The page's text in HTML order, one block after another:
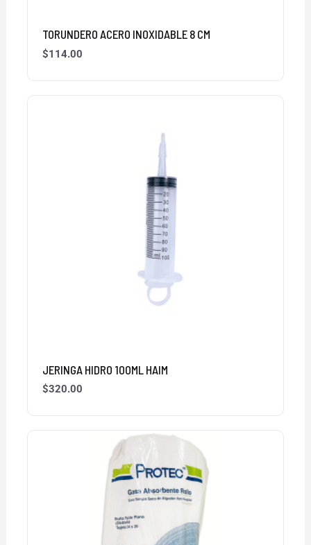
TORUNDERO ACERO INOXIDABLE 8 CM
$114.00
JERINGA HIDRO 100ML HAIM
$320.00